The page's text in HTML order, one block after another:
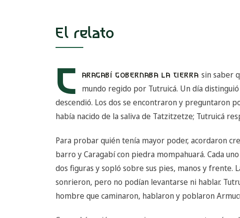
El relato
C ARAGABÍ GOBERNABA LA TIERRA sin saber
mundo regido por Tutruicá. Un día
descendió. Los dos se encontraron y preguntaron
había nacido de la saliva de Tatzitzetze; Tutruicá
Para probar quién tenía mayor poder, acordaron
barro y Caragabí con piedra mompahuará. Cada
dos figuras y sopló sobre sus pies, manos y frente.
sonrieron, pero no podían levantarse ni hablar.
hombre que caminaron, hablaron y poblaron